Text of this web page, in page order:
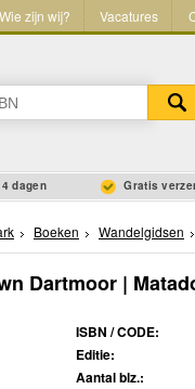
Wie zijn wij? Vacatures
dagen Gratis
Boeken Wandelgidsen
Dartmoor |
ISBN / CODE:
Editie:
Aantal blz.: